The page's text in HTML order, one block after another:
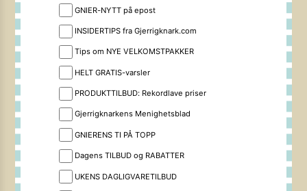
GNIER-NYTT på epost
INSIDERTIPS fra Gjerrigknark.com
Tips om NYE VELKOMSTPAKKER
HELT GRATIS-varsler
PRODUKTTILBUD: Rekordlave priser
Gjerrigknarkens Menighetsblad
GNIERENS TI PÅ TOPP
Dagens TILBUD og RABATTER
UKENS DAGLIGVARETILBUD